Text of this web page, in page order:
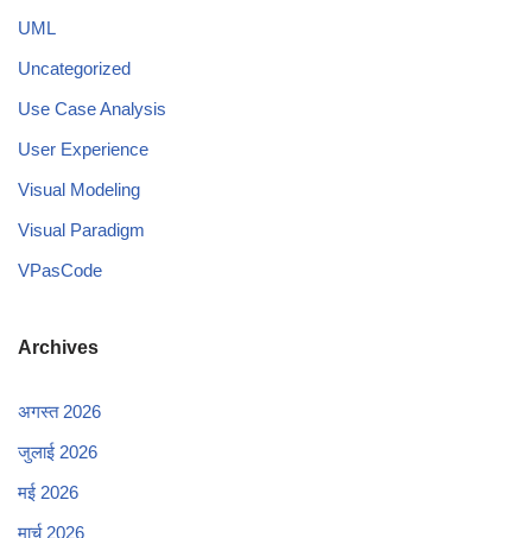
UML
Uncategorized
Use Case Analysis
User Experience
Visual Modeling
Visual Paradigm
VPasCode
Archives
अगस्त 2026
जुलाई 2026
मई 2026
मार्च 2026